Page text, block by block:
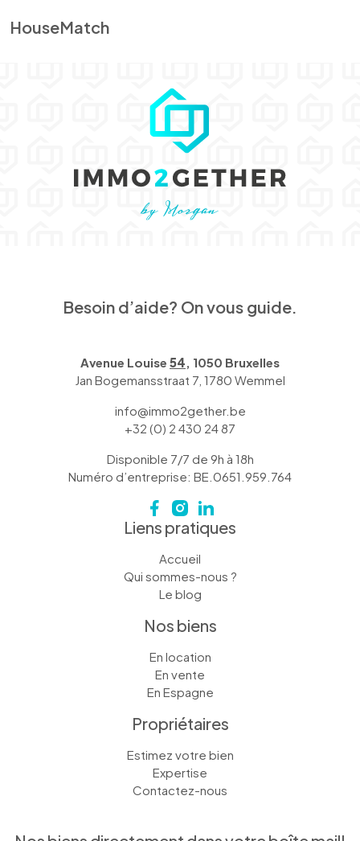
HouseMatch
Besoin d’aide? On vous guide.
Avenue Louise 54, 1050 Bruxelles
Jan Bogemansstraat 7, 1780 Wemmel
info@immo2gether.be
+32 (0) 2 430 24 87
Disponible 7/7 de 9h à 18h
Numéro d’entreprise: BE.0651.959.764
Liens pratiques
Accueil
Qui sommes-nous ?
Le blog
Nos biens
En location
En vente
En Espagne
Propriétaires
Estimez votre bien
Expertise
Contactez-nous